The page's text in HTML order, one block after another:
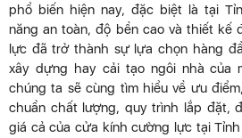
phổ biến hiện nay, đặc biệt là tại
năng an toàn, độ bền cao và thiết kế
lực đã trở thành sự lựa chọn hàng
xây dựng hay cải tạo ngôi nhà của
chúng ta sẽ cùng tìm hiểu về ưu
chuẩn chất lượng, quy trình lắp đặt,
giá cả của cửa kính cường lực tại